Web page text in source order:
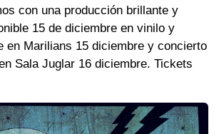
con una producción brillante y
15 de diciembre en vinilo y
en Marilians 15 diciembre y concierto
Sala Juglar 16 diciembre. Tickets